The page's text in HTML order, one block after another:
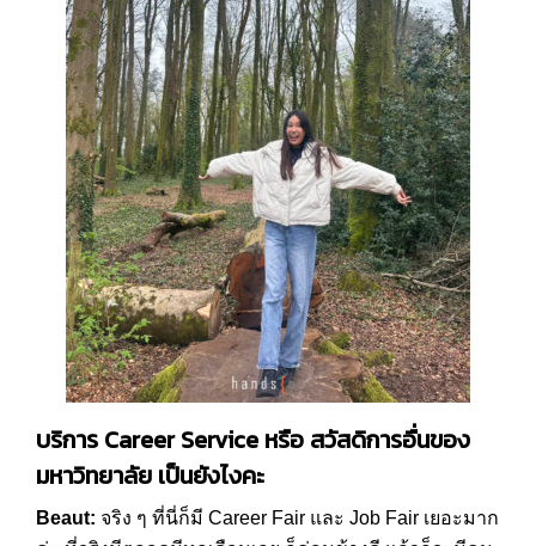
บริการ Career Service หรือ สวัสดิการอื่นของ
มหาวิทยาลัย เป็นยังไงคะ
Beaut: จริง ๆ ที่นี่ก็มี Career Fair และ Job Fair เยอะมาก